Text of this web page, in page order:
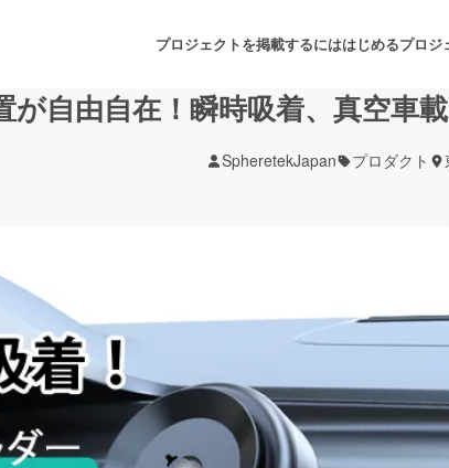
プロジェクトを掲載するにははじめるプロジ
ゲーム・サービス開発
書籍・雑誌出版 ア
チャレンジ ビ
が自由自在！瞬時吸着、真空車
SpheretekJapan プロダクト